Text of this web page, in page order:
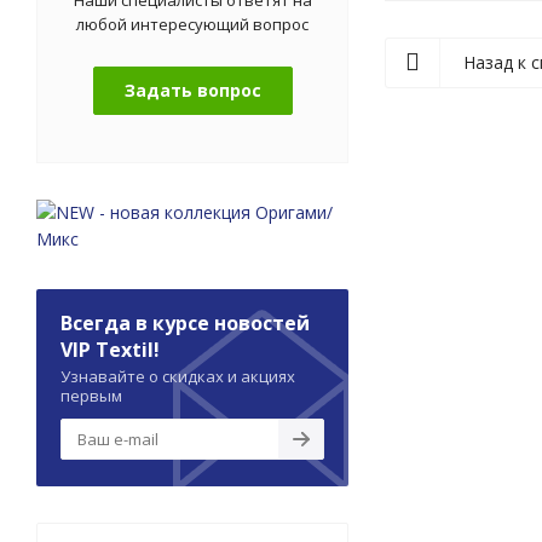
Назад к
любой интересующий вопрос
Задать вопрос
Всегда в курсе новостей
VIP Textil!
Узнавайте о скидках и акциях
первым